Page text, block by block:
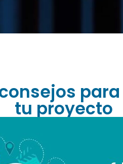
tu proyecto